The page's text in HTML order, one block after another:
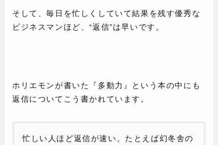
そして、毎日を忙しくしていて結果を残す優秀な
ビジネスマンほど、“返信”は早いです。
ホリエモンが書いた『多動力』という本の中にも
返信についてこう書かれています。
忙しい人ほど返信が速い。たとえば幻冬舎の